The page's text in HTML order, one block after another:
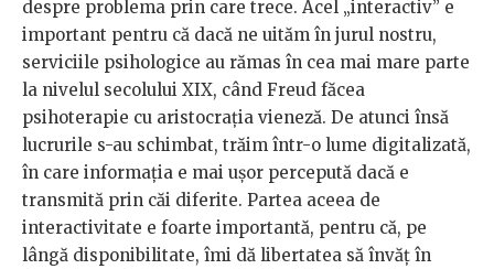
despre problema prin care trece. Acel „interactiv” e
important pentru că dacă ne uităm în jurul nostru,
serviciile psihologice au rămas în cea mai mare parte
la nivelul secolului XIX, când Freud făcea
psihoterapie cu aristocrația vieneză. De atunci însă
lucrurile s-au schimbat, trăim într-o lume digitalizată,
în care informația e mai ușor percepută dacă e
transmită prin căi diferite. Partea aceea de
interactivitate e foarte importantă, pentru că, pe
lângă disponibilitate, îmi dă libertatea să învăț în